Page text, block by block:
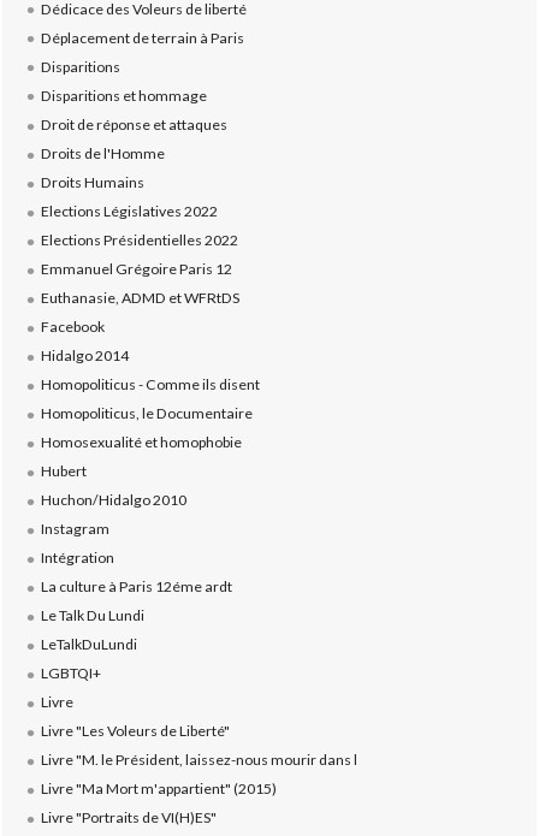
Dédicace des Voleurs de liberté
Déplacement de terrain à Paris
Disparitions
Disparitions et hommage
Droit de réponse et attaques
Droits de l'Homme
Droits Humains
Elections Législatives 2022
Elections Présidentielles 2022
Emmanuel Grégoire Paris 12
Euthanasie, ADMD et WFRtDS
Facebook
Hidalgo 2014
Homopoliticus - Comme ils disent
Homopoliticus, le Documentaire
Homosexualité et homophobie
Hubert
Huchon/Hidalgo 2010
Instagram
Intégration
La culture à Paris 12éme ardt
Le Talk Du Lundi
LeTalkDuLundi
LGBTQI+
Livre
Livre "Les Voleurs de Liberté"
Livre "M. le Président, laissez-nous mourir dans l
Livre "Ma Mort m'appartient" (2015)
Livre "Portraits de VI(H)ES"